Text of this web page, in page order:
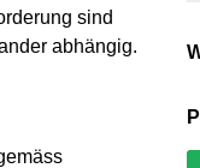
sind
abhängig.